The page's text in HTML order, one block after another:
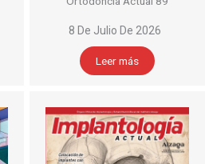
8 De Julio De 2026
Leer más